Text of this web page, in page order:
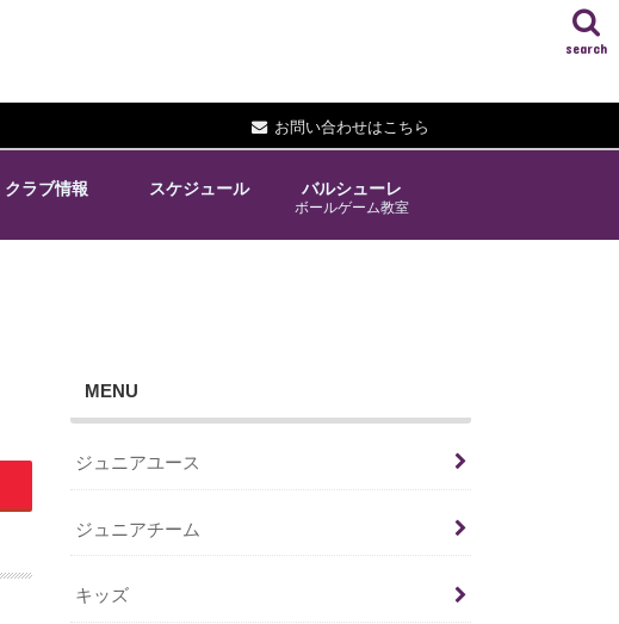
お問い合わせはこちら
search
クラブ情報 スケジュール バルシューレ
ボールゲーム教室
MENU
ジュニアユース
ジュニアチーム
キッズ